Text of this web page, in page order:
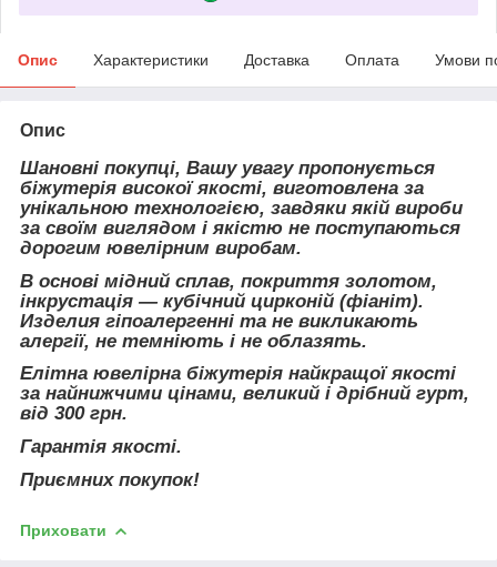
Опис Характеристики Доставка Оплата Умови
Опис
Шановні покупці, Вашу увагу пропонується
біжутерія високої якості, виготовлена за
унікальною технологією, завдяки якій вироби
за своїм виглядом і якістю не поступаються
дорогим ювелірним виробам.
В основі мідний сплав, покриття золотом,
інкрустація — кубічний цирконій (фіаніт).
Изделия гіпоалергенні та не викликають
алергії, не темніють і не облазять.
Елітна ювелірна біжутерія найкращої якості
за найнижчими цінами, великий і дрібний гурт,
від 300 грн.
Гарантія якості.
Приємних покупок!
Приховати